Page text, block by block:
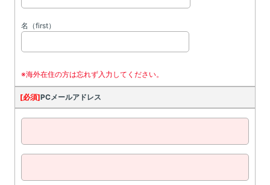
名（first）
※海外在住の方は忘れず入力してください。
[必須]PCメールアドレス